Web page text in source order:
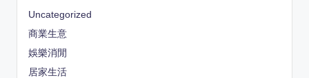
Uncategorized
商業生意
娛樂消閒
居家生活